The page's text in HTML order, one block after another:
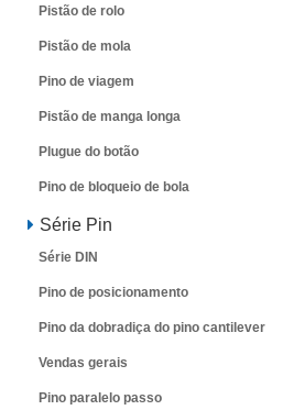
Pistão de rolo
Pistão de mola
Pino de viagem
Pistão de manga longa
Plugue do botão
Pino de bloqueio de bola
Série Pin
Série DIN
Pino de posicionamento
Pino da dobradiça do pino cantilever
Vendas gerais
Pino paralelo passo